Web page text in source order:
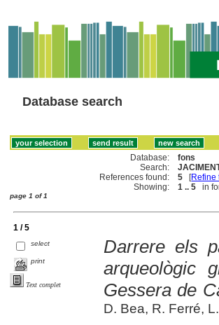
Database search
Database:
fons
Search:
References found:
5 [Refine
Showing:
1 .. 5 in
page 1 of 1
1 / 5
select
print
Text complet
Darrere els
arqueològic
Gessera de
D. Bea, R. Ferré,